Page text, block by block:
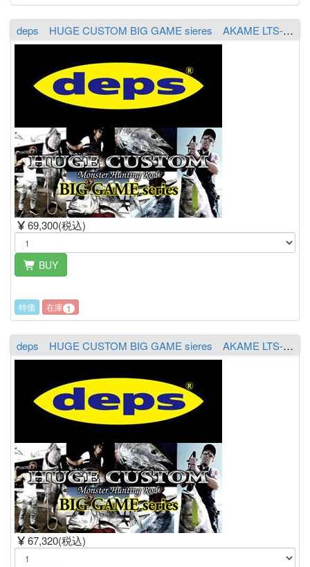
deps HUGE CUSTOM BIG GAME sieres AKAME LTS-802XXX（2piece）（送料￥2,000 ※沖縄除く）
69,300(税込)
BUY
特価 在庫 1
deps HUGE CUSTOM BIG GAME sieres AKAME LTS-752XX（2piece）（送料￥2,000 ※沖縄除く）
67,320(税込)